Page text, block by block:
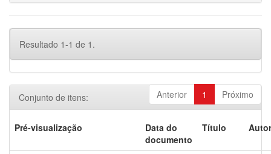
Resultado 1-1 de 1.
Anterior 1 Próximo
Conjunto de itens:
Pré-visualização
Data do
documento
Título